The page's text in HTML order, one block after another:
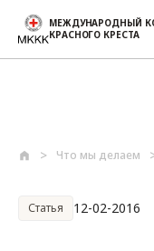
МЕЖДУНАРОДНЫЙ
КРАСНОГО КРЕСТА
Что мы делаем
Статья 12-02-2016